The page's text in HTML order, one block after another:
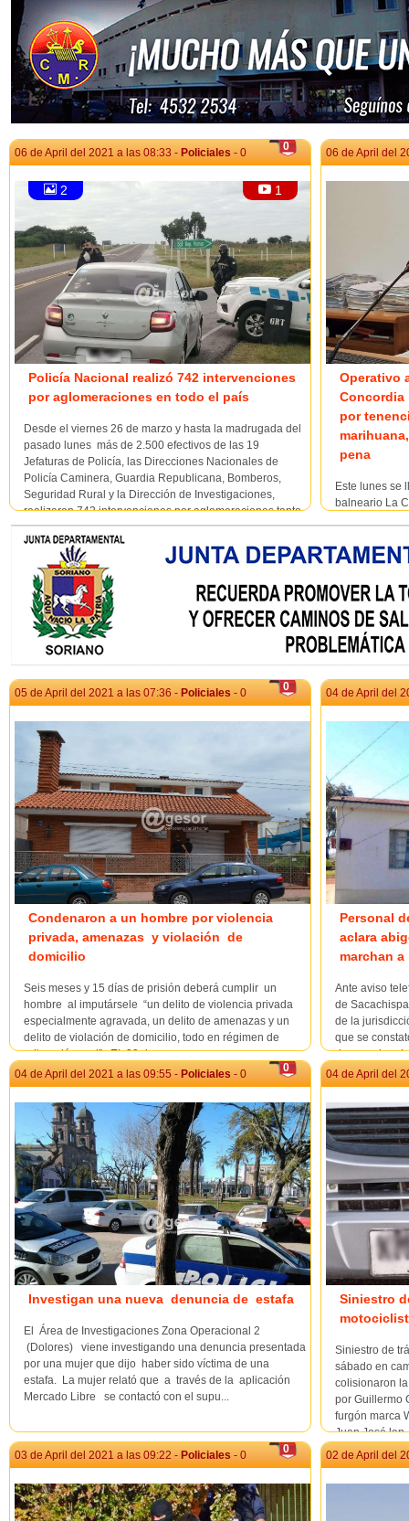
0
06 de April del 2021 a las 08:33 - Policiales - 0
2 1
Policía Nacional realizó 742 intervenciones
por aglomeraciones en todo el país
Desde el viernes 26 de marzo y hasta la madrugada del
pasado lunes más de 2.500 efectivos de las 19
Jefaturas de Policía, las Direcciones Nacionales de
Policía Caminera, Guardia Republicana, Bomberos,
Seguridad Rural y la Dirección de Investigaciones,
realizaron 742 intervenciones por aglomeraciones tanto
en ciu...
06 de April del
Operativo
Concordia
por
pena
Este lunes se
balneario La
diferentes
0
05 de April del 2021 a las 07:36 - Policiales - 0
Condenaron a un hombre por violencia
privada, amenazas y violación de
domicilio
Seis meses y 15 días de prisión deberá cumplir un
hombre al imputársele “un delito de violencia privada
especialmente agravada, un delito de amenazas y un
delito de violación de domicilio, todo en régimen de
reiteración real”. El 29 de marz...
04 de April del
Personal
aclara
marchan a
Ante aviso
de
de la
que se
de
obtenidos y
0
04 de April del 2021 a las 09:55 - Policiales - 0
Investigan una nueva denuncia de estafa
El Área de Investigaciones Zona Operacional 2
(Dolores) viene investigando una denuncia presentada
por una mujer que dijo haber sido víctima de una
estafa. La mujer relató que a través de la aplicación
Mercado Libre se contactó con el supu...
04 de April del
Siniestro
Siniestro de
sábado en
colisionaron
por Guillermo
furgón marca
Juan José
0
03 de April del 2021 a las 09:22 - Policiales - 0 02 de April del